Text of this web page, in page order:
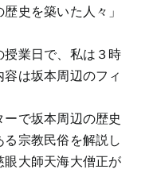
史を築いた人々」
授業日で、私は３時
は坂本周辺のフィ
で坂本周辺の歴史
宗教民俗を解説し
眼大師天海大僧正が